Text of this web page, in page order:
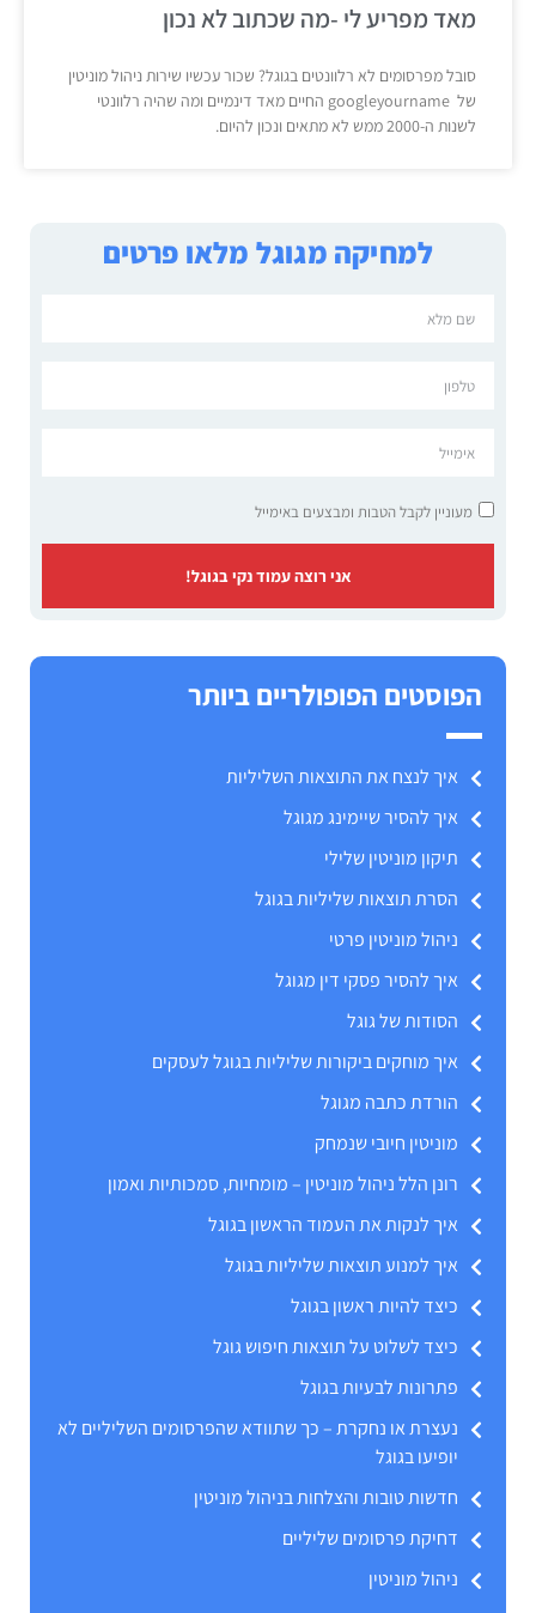
למחיקה מגוגל מלאו פרטים
מעוניין לקבל הטבות ומבצעים באימייל
אני רוצה עמוד נקי בגוגל!
הפוסטים הפופולריים ביותר
איך לנצח את התוצאות השליליות
איך להסיר שיימינג מגוגל
תיקון מוניטין שלילי
הסרת תוצאות שליליות בגוגל
ניהול מוניטין פרטי
איך להסיר פסקי דין מגוגל
הסודות של גוגל
איך מוחקים ביקורות שליליות בגוגל לעסקים
הורדת כתבה מגוגל
מוניטין חיובי שנמחק
רונן הלל ניהול מוניטין – מומחיות, סמכותיות ואמון
איך לנקות את העמוד הראשון בגוגל
איך למנוע תוצאות שליליות בגוגל
כיצד להיות ראשון בגוגל
כיצד לשלוט על תוצאות חיפוש גוגל
פתרונות לבעיות בגוגל
נעצרת או נחקרת – כך שתוודא שהפרסומים השליליים לא
יופיעו בגוגל
חדשות טובות והצלחות בניהול מוניטין
דחיקת פרסומים שליליים
ניהול מוניטין
מאד מפריע לי -מה שכתוב לא נכון
סובל מפרסומים לא רלוונטים בגוגל? שכור עכשיו שירות ניהול מוניטין
של googleyourname החיים מאד דינמיים ומה שהיה רלוונטי
לשנות ה-2000 ממש לא מתאים ונכון להיום.